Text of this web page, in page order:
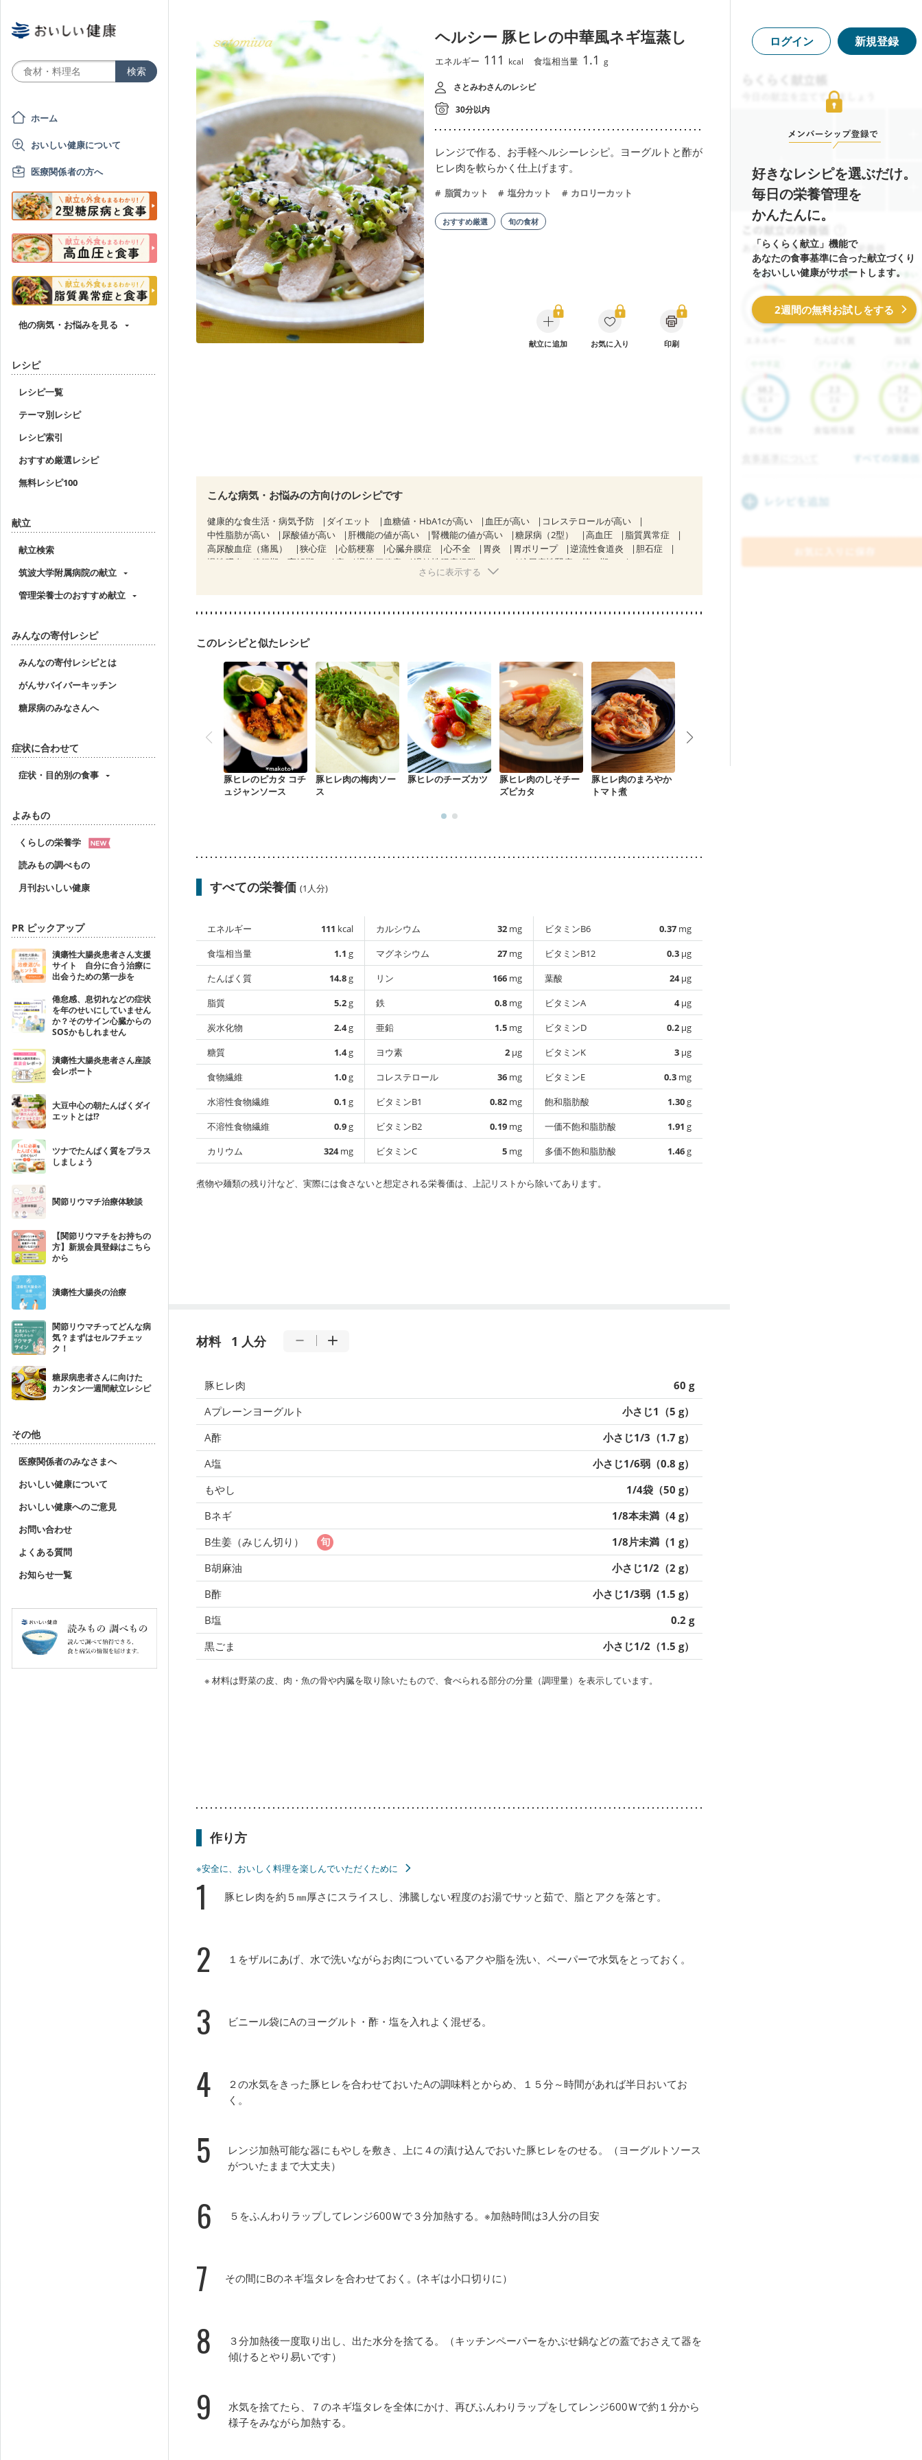
ホーム
おいしい健康について
医療関係者の方へ
他の病気・お悩みを見る
レシピ
レシピ一覧
テーマ別レシピ
レシピ索引
おすすめ厳選レシピ
無料レシピ100
献立
献立検索
筑波大学附属病院の献立
管理栄養士のおすすめ献立
みんなの寄付レシピ
みんなの寄付レシピとは
がんサバイバーキッチン
糖尿病のみなさんへ
症状に合わせて
症状・目的別の食事
よみもの
くらしの栄養学
読みもの調べもの
月刊おいしい健康
PR ピックアップ
潰瘍性大腸炎患者さん支援
サイト 自分に合う治療に
出会うための第一歩を
倦怠感、息切れなどの症状
を年のせいにしていません
か？そのサイン心臓からの
SOSかもしれません
潰瘍性大腸炎患者さん座談
会レポート
大豆中心の朝たんぱくダイ
エットとは!?
ツナでたんぱく質をプラス
しましょう
関節リウマチ治療体験談
【関節リウマチをお持ちの
方】新規会員登録はこちら
から
潰瘍性大腸炎の治療
関節リウマチってどんな病
気？まずはセルフチェッ
ク！
糖尿病患者さんに向けた
カンタン一週間献立レシピ
その他
医療関係者のみなさまへ
おいしい健康について
おいしい健康へのご意見
お問い合わせ
よくある質問
お知らせ一覧
ヘルシー 豚ヒレの中華風ネギ塩蒸し
エネルギー 111 kcal 食塩相当量 1.1 g
さとみわさんのレシピ
30分以内
レンジで作る、お手軽ヘルシーレシピ。ヨーグルトと酢が
ヒレ肉を軟らかく仕上げます。
脂質カット 塩分カット カロリーカット
おすすめ厳選 旬の食材
献立に追加 お気に入り 印刷
こんな病気・お悩みの方向けのレシピです
健康的な食生活・病気予防 ダイエット 血糖値・HbA1cが高い 血圧が高い
コレステロールが高い
中性脂肪が高い
尿酸値が高い 肝機能の値が高い 腎機能の値が高い 糖尿病（2型） 高血圧
脂質異常症
高尿酸血症（痛風）
狭心症 心筋梗塞 心臓弁膜症 心不全 胃炎 胃ポリープ 逆流性食道炎
胆石症
慢性膵炎（移行期・寛解期）
痔 慢性便秘症 過敏性腸症候群（IBS）
糖尿病性腎症（第１期）
CKD（ステージ１）
妊婦健診・体重増加が気になる（初期）
妊婦健診・血圧が気になる（初期）
産後（ミルク）
骨折
さらに表示する
このレシピと似たレシピ
豚ヒレのピカタ コチ
ュジャンソース
豚ヒレ肉の梅肉ソー
ス
豚ヒレのチーズカツ
豚ヒレ肉のしそチー
ズピカタ
豚ヒレ肉のまろやか
トマト煮
すべての栄養価 (1人分)
エネルギー 111 kcal
食塩相当量
1.1 g
たんぱく質
14.8g
脂質
5.2g
炭水化物
2.4g
糖質
1.4g
食物繊維
1.0g
水溶性食物繊維
0.1 g
不溶性食物繊維
0.9g
カリウム
324mg
カルシウム 32 mg
マグネシウム
27 mg
リン
166 mg
鉄
0.8 mg
亜鉛
1.5 mg
ヨウ素
2 µg
コレステロール
36 mg
ビタミンB1
0.82 mg
ビタミンB2
0.19 mg
ビタミンC
5 mg
ビタミンB6 0.37 mg
ビタミンB12
0.3 µg
葉酸
24µg
ビタミンA
4µg
ビタミンD
0.2 µg
ビタミンK
3 µg
ビタミンE
0.3 mg
飽和脂肪酸
1.30g
一価不飽和脂肪酸
1.91 g
多価不飽和脂肪酸
1.46g
煮物や麺類の残り汁など、実際には食さないと想定される栄養価は、上記リストから除いてあります。
材料 1 人分
豚ヒレ肉
60 g
Aプレーンヨーグルト
小さじ1（5 g）
A酢
小さじ1/3（1.7 g）
A塩
小さじ1/6弱（0.8 g）
もやし
1/4袋（50 g）
Bネギ
1/8本未満（4 g）
B生姜（みじん切り）
1/8片未満（1 g）
B胡麻油
小さじ1/2（2 g）
B酢
小さじ1/3弱（1.5 g）
B塩
0.2 g
黒ごま
小さじ1/2（1.5 g）
※ 材料は野菜の皮、肉・魚の骨や内臓を取り除いたもので、食べられる部分の分量（調理量）を表示しています。
作り方
※安全に、おいしく料理を楽しんでいただくために
1 豚ヒレ肉を約５㎜厚さにスライスし、沸騰しない程度のお湯でサッと茹で、脂とアクを落とす。
2 １をザルにあげ、水で洗いながらお肉についているアクや脂を洗い、ペーパーで水気をとっておく。
3 ビニール袋にAのヨーグルト・酢・塩を入れよく混ぜる。
4
２の水気をきった豚ヒレを合わせておいたAの調味料とからめ、１５分～時間があれば半日おいてお
く。
5
レンジ加熱可能な器にもやしを敷き、上に４の漬け込んでおいた豚ヒレをのせる。（ヨーグルトソース
がついたままで大丈夫）
6 ５をふんわりラップしてレンジ600Ｗで３分加熱する。※加熱時間は3人分の目安
7 その間にBのネギ塩タレを合わせておく。(ネギは小口切りに）
8
３分加熱後一度取り出し、出た水分を捨てる。（キッチンペーパーをかぶせ鍋などの蓋でおさえて器を
傾けるとやり易いです）
9
水気を捨てたら、７のネギ塩タレを全体にかけ、再びふんわりラップをしてレンジ600Ｗで約１分から
様子をみながら加熱する。
ログイン 新規登録
好きなレシピを選ぶだけ。
毎日の栄養管理を
かんたんに。
「らくらく献立」機能で
あなたの食事基準に合った献立づくり
をおいしい健康がサポートします。
2週間の無料お試しをする